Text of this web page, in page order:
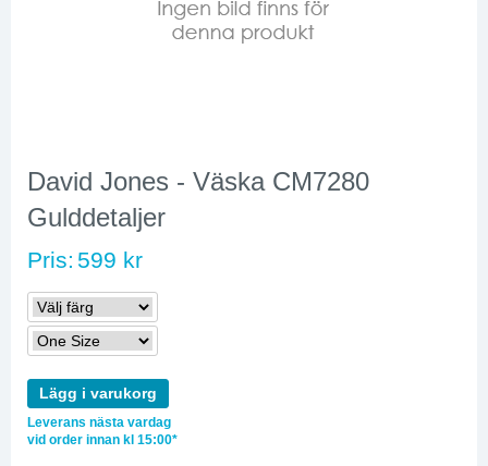
David Jones - Väska CM7280
Gulddetaljer
Pris: 599 kr
Lägg i varukorg
Leverans nästa vardag
vid order innan kl 15:00*